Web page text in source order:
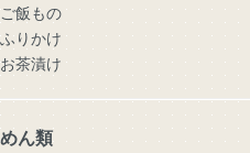
ご飯もの
ふりかけ
お茶漬け
めん類